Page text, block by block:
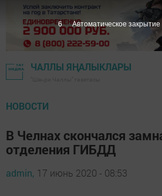
ЧАЛЛЫ ЯҢАЛЫКЛАРЫ
НОВОСТИ
В Челнах скончался
отделения ГИБДД
admin, 17 июнь 2020 - 08:53
5 Автоматическое